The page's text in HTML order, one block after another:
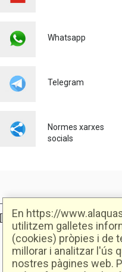
En https://
utilitzem galletes
(cookies) pròpies i de
millorar i analitzar l'ús
nostres pàgines web.
L'AJUNTAMENT
IMPULSA L'OCUPACIÓ
JUNT AMB SEUR
Whatsapp
Telegram
Normes xarxes
socials
Ajuntament d'Alaquàs
Ajuntament
C/. Major